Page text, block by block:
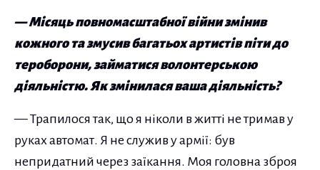
— Місяць повномасштабної війни змінив
кожного та змусив багатьох артистів піти до
тероборони, займатися волонтерською
діяльністю. Як змінилася ваша діяльність?
— Трапилося так, що я ніколи в житті не тримав у
руках автомат. Я не служив у армії: був
непридатний через заїкання. Моя головна зброя